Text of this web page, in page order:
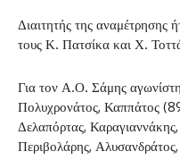
Διαιτητής της
τους Κ. Πατσίκα και Χ.
Για τον Α.Ο. Σάμης
Πολυχρονάτος, Καππάτος
Δελαπόρτας,
Περιβολάρης,